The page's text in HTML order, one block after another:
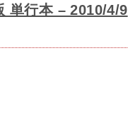
単行本 – 2010/4/9